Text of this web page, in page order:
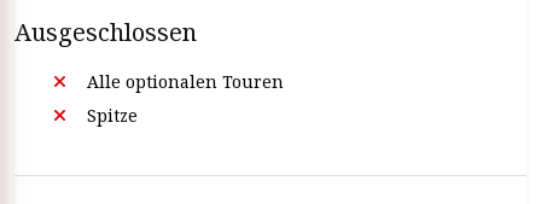
Assuan-Transfers genießen. Unser Vertreter wird Ihnen
einen kurzen Überblick über Besichtigungstouren in
Assuan geben, damit Sie mehr darüber erfahren, was Sie
während Ihres Aufenthalts in Assuan unternehmen
Ausgeschlossen
Alle optionalen Touren
Spitze